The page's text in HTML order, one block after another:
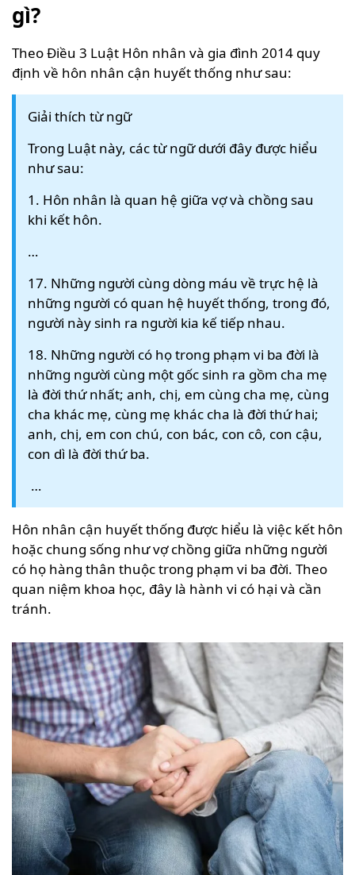
gì?
Theo Điều 3 Luật Hôn nhân và gia đình 2014 quy
định về hôn nhân cận huyết thống như sau:
Giải thích từ ngữ
Trong Luật này, các từ ngữ dưới đây được hiểu
như sau:
1. Hôn nhân là quan hệ giữa vợ và chồng sau
khi kết hôn.
…
17. Những người cùng dòng máu về trực hệ là
những người có quan hệ huyết thống, trong đó,
người này sinh ra người kia kế tiếp nhau.
18. Những người có họ trong phạm vi ba đời là
những người cùng một gốc sinh ra gồm cha mẹ
là đời thứ nhất; anh, chị, em cùng cha mẹ, cùng
cha khác mẹ, cùng mẹ khác cha là đời thứ hai;
anh, chị, em con chú, con bác, con cô, con cậu,
con dì là đời thứ ba.
…
Hôn nhân cận huyết thống được hiểu là việc kết hôn
hoặc chung sống như vợ chồng giữa những người
có họ hàng thân thuộc trong phạm vi ba đời. Theo
quan niệm khoa học, đây là hành vi có hại và cần
tránh.